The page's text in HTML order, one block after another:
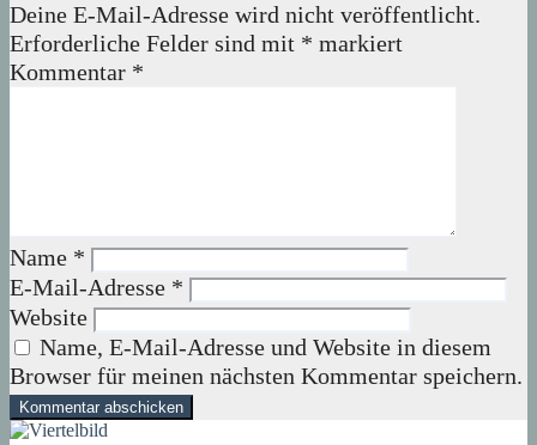
Deine E-Mail-Adresse wird nicht veröffentlicht.
Erforderliche Felder sind mit * markiert
Kommentar *
Name *
E-Mail-Adresse *
Website
Name, E-Mail-Adresse und Website in diesem
Browser für meinen nächsten Kommentar speichern.